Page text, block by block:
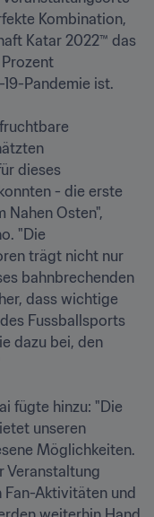
Kombination,
Katar 2022™ das
Pandemie ist.
dieses
- die erste
Nahen Osten",
"Die
trägt nicht nur
bahnbrechenden
dass wichtige
Fussballsports
dazu bei, den
fügte hinzu: "Die
unseren
Möglichkeiten.
Veranstaltung
Fan-Aktivitäten und